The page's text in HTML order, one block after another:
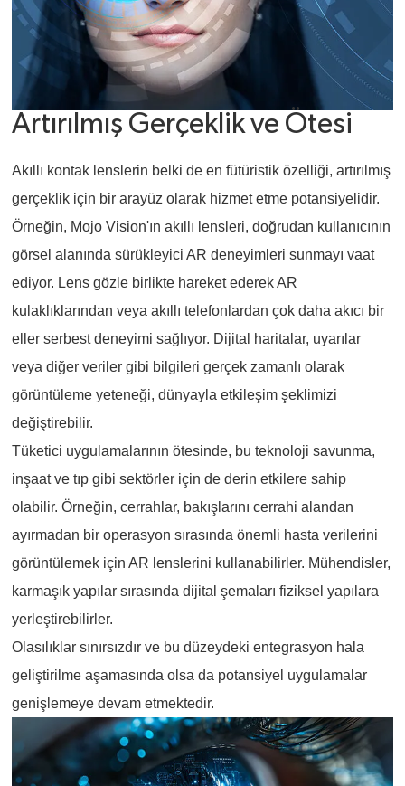
Artırılmış Gerçeklik ve Ötesi
Akıllı kontak lenslerin belki de en fütüristik özelliği, artırılmış
gerçeklik için bir arayüz olarak hizmet etme potansiyelidir.
Örneğin, Mojo Vision'ın akıllı lensleri, doğrudan kullanıcının
görsel alanında sürükleyici AR deneyimleri sunmayı vaat
ediyor. Lens gözle birlikte hareket ederek AR
kulaklıklarından veya akıllı telefonlardan çok daha akıcı bir
eller serbest deneyimi sağlıyor. Dijital haritalar, uyarılar
veya diğer veriler gibi bilgileri gerçek zamanlı olarak
görüntüleme yeteneği, dünyayla etkileşim şeklimizi
değiştirebilir.
Tüketici uygulamalarının ötesinde, bu teknoloji savunma,
inşaat ve tıp gibi sektörler için de derin etkilere sahip
olabilir. Örneğin, cerrahlar, bakışlarını cerrahi alandan
ayırmadan bir operasyon sırasında önemli hasta verilerini
görüntülemek için AR lenslerini kullanabilirler. Mühendisler,
karmaşık yapılar sırasında dijital şemaları fiziksel yapılara
yerleştirebilirler.
Olasılıklar sınırsızdır ve bu düzeydeki entegrasyon hala
geliştirilme aşamasında olsa da potansiyel uygulamalar
genişlemeye devam etmektedir.